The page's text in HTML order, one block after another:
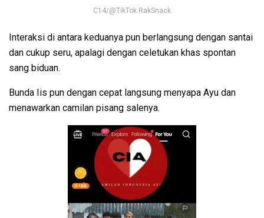
C14/@TikTok RakSnack
Interaksi di antara keduanya pun berlangsung dengan santai
dan cukup seru, apalagi dengan celetukan khas spontan
sang biduan.
Bunda Iis pun dengan cepat langsung menyapa Ayu dan
menawarkan camilan pisang salenya.